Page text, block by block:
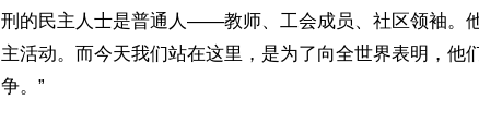
刑的民主人士是普通人——教师、工会成员、社区领袖。
主活动。而今天我们站在这里，是为了向全世界表明，他
争。”